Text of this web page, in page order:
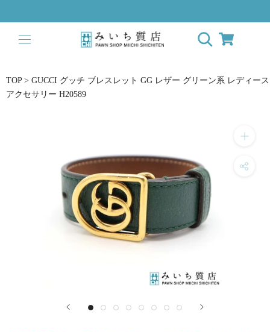
キ
て
コ
TOP > GUCCI グッチ ブレスレット GG レザー グリーン系 レディース
アクセサリー H20589